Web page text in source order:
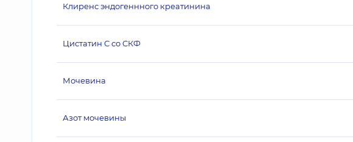
Клиренс эндогеннного креатинина
Цистатин С со СКФ
Мочевина
Азот мочевины